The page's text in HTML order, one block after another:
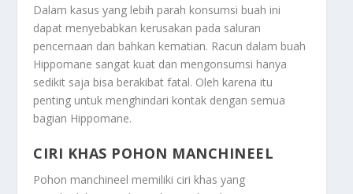
Dalam kasus yang lebih parah konsumsi buah ini
dapat menyebabkan kerusakan pada saluran
pencernaan dan bahkan kematian. Racun dalam buah
Hippomane sangat kuat dan mengonsumsi hanya
sedikit saja bisa berakibat fatal. Oleh karena itu
penting untuk menghindari kontak dengan semua
bagian Hippomane.
CIRI KHAS POHON MANCHINEEL
Pohon manchineel memiliki ciri khas yang